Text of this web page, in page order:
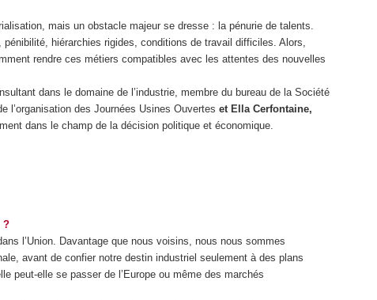
mais un obstacle majeur se dresse : la pénurie de talents.
hiérarchies rigides, conditions de travail difficiles. Alors,
rendre ces métiers compatibles avec les attentes des nouvelles
dans le domaine de l’industrie, membre du bureau de la Société
l’organisation des Journées Usines Ouverteset Ella Cerfontaine,
dans le champ de la décision politique et économique.
?
l’Union. Davantage que nous voisins, nous nous sommes
avant de confier notre destin industriel seulement à des plans
peut-elle se passer de l’Europe ou même des marchés